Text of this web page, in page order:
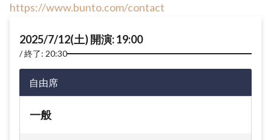
https://www.bunto.com/contact
2025/7/12(土) 開演: 19:00
終了: 20:30
自由席
一般